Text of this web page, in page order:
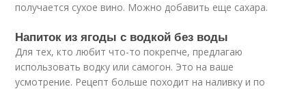
получается сухое вино. Можно добавить еще сахара.
Напиток из ягоды с водкой без воды
Для тех, кто любит что-то покрепче, предлагаю
использовать водку или самогон. Это на ваше
усмотрение. Рецепт больше походит на наливку и по